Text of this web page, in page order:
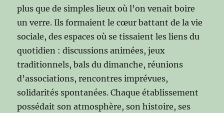
plus que de simples lieux où l’on venait boire
un verre. Ils formaient le cœur battant de la vie
sociale, des espaces où se tissaient les liens du
quotidien : discussions animées, jeux
traditionnels, bals du dimanche, réunions
d’associations, rencontres imprévues,
solidarités spontanées. Chaque établissement
possédait son atmosphère, son histoire, ses